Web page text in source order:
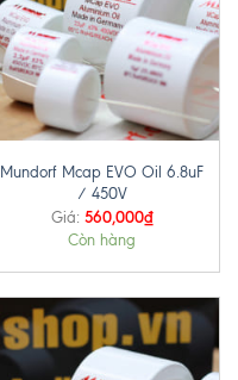
Mundorf Mcap EVO Oil 6.8uF
/ 450V
Giá: 560,000₫
Còn hàng